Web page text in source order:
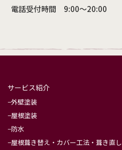
電話受付時間 9:00〜20:00
サービス紹介
外壁塗装
屋根塗装
防水
屋根葺き替え・カバー工法・葺き直し